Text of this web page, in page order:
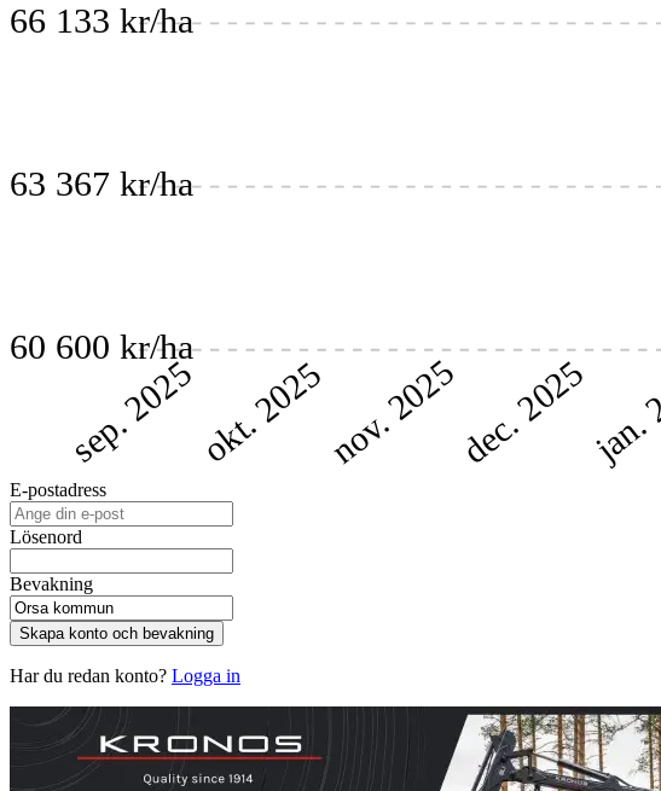
60 600 kr/ha
63 367 kr/ha
66 133 kr/ha
sep. 2025okt. 2025nov. 2025dec. 2025
E-postadress
Lösenord
Bevakning
Skapa konto och bevakning
Har du redan konto? Logga in